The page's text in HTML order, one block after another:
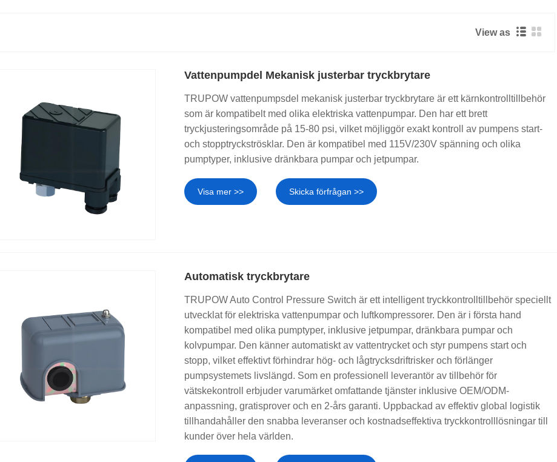
View as
Vattenpumpdel Mekanisk justerbar tryckbrytare
TRUPOW vattenpumpsdel ​​mekanisk justerbar tryckbrytare är ett kärnkontrolltillbehör
som är kompatibelt med olika elektriska vattenpumpar. Den har ett brett
tryckjusteringsområde på 15-80 psi, vilket möjliggör exakt kontroll av pumpens start-
och stopptryckströsklar. Den är kompatibel med 115V/230V spänning och olika
pumptyper, inklusive dränkbara pumpar och jetpumpar.
Visa mer >> Skicka förfrågan >>
Automatisk tryckbrytare
TRUPOW Auto Control Pressure Switch är ett intelligent tryckkontrolltillbehör speciellt
utvecklat för elektriska vattenpumpar och luftkompressorer. Den är i första hand
kompatibel med olika pumptyper, inklusive jetpumpar, dränkbara pumpar och
kolvpumpar. Den känner automatiskt av vattentrycket och styr pumpens start och
stopp, vilket effektivt förhindrar hög- och lågtrycksdriftrisker och förlänger
pumpsystemets livslängd. Som en professionell leverantör av tillbehör för
vätskekontroll erbjuder varumärket omfattande tjänster inklusive OEM/ODM-
anpassning, gratisprover och en 2-års garanti. Uppbackad av effektiv global logistik
tillhandahåller den snabba leveranser och kostnadseffektiva tryckkontrolllösningar till
kunder över hela världen.